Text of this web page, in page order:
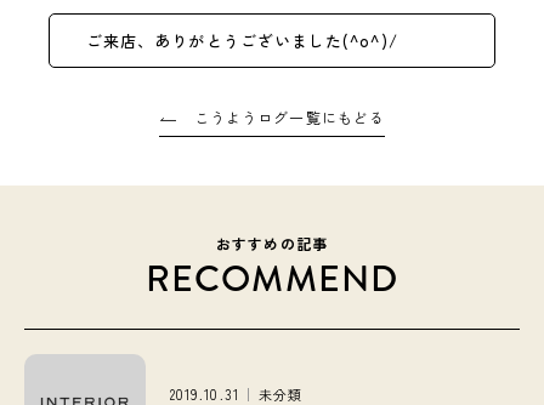
ご来店、ありがとうございました(^o^)/
こうようログ一覧にもどる
おすすめの記事
RECOMMEND
2019.10.31 未分類